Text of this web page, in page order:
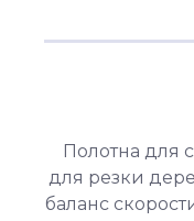
Полотна для
для резки
баланс